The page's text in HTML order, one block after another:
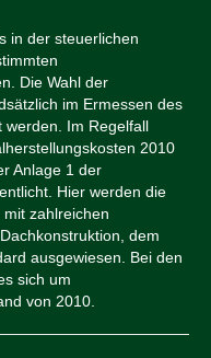
in der steuerlichen
Die Wahl der
im Ermessen des
werden. Im Regelfall
2010
Anlage 1 der
Hier werden die
zahlreichen
dem
ausgewiesen. Bei den
sich um
von 2010.